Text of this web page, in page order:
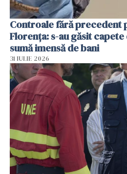
Controale fără precedent
Florența: s-au găsit
sumă imensă de bani
31 IULIE 2026